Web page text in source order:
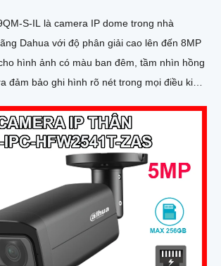
S-IL là camera IP dome trong nhà
Dahua với độ phân giải cao lên đến 8MP
hình ảnh có màu ban đêm, tầm nhìn hồng
đảm bảo ghi hình rõ nét trong mọi điều kiện
khả năng nhận diện chính xác người và
sát an ninh tốt